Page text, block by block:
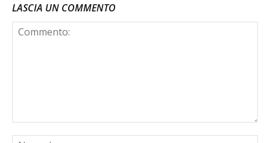
LASCIA UN COMMENTO